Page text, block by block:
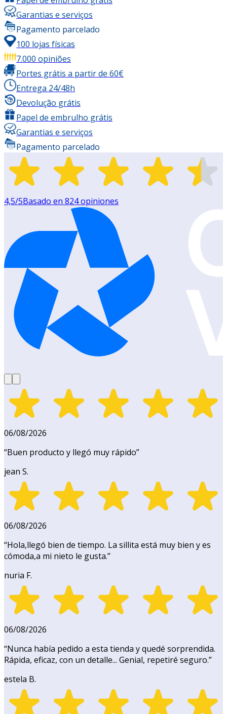
Garantias e serviços
Pagamento parcelado
100 lojas físicas
7.000 opiniões
Portes grátis a partir de 60€
Entrega 24/48h
Devolução grátis
Papel de embrulho grátis
Garantias e serviços
Pagamento parcelado
4,5/5Basado en 824opiniones
06/08/2026
“Buen producto y llegó muy rápido”
jean S.
06/08/2026
“Hola,llegó bien de tiempo. La sillita está muy bien y es
cómoda,a mi nieto le gusta.”
nuria F.
06/08/2026
“Nunca había pedido a esta tienda y quedé sorprendida.
Rápida, eficaz, con un detalle... Genial, repetiré seguro.”
estela B.